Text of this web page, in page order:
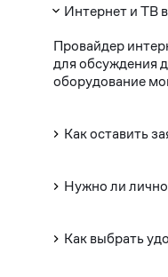
Интернет и ТВ
Провайдер
для обсуждения
оборудование
Как оставить
Нужно ли
Как выбрать